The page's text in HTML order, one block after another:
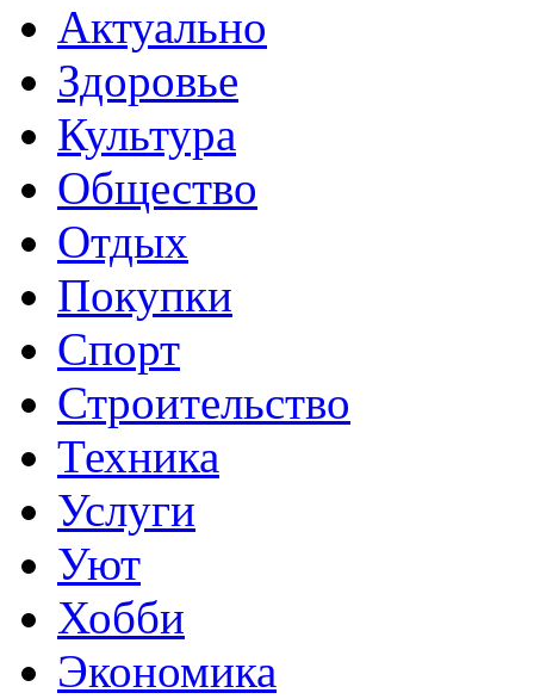
Актуально
Здоровье
Культура
Общество
Отдых
Покупки
Спорт
Строительство
Техника
Услуги
Уют
Хобби
Экономика